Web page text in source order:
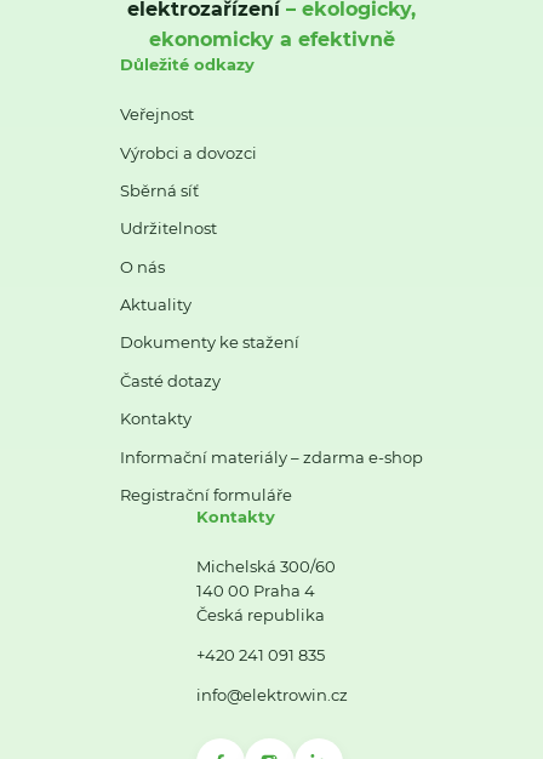
elektrozařízení– ekologicky,
ekonomicky a efektivně
Důležité odkazy
Veřejnost
Výrobci a dovozci
Sběrná síť
Udržitelnost
O nás
Aktuality
Dokumenty ke stažení
Časté dotazy
Kontakty
Informační materiály – zdarma e-shop
Registrační formuláře
Kontakty
Michelská 300/60
140 00 Praha 4
Česká republika
+420 241 091 835
info@elektrowin.cz